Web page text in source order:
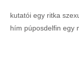
kutatói egy ritka
hím púposdelfin egy